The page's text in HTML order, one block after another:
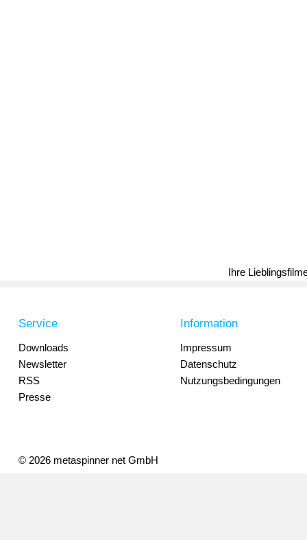
Ihre
Service
Downloads
Newsletter
RSS
Presse
Information
Impressum
Datenschutz
Nutzungsbedingungen
© 2026 metaspinner net GmbH